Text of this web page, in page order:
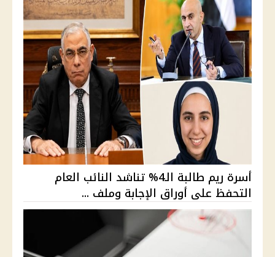
أسرة ريم طالبة الـ4% تناشد النائب العام
التحفظ على أوراق الإجابة وملف ...